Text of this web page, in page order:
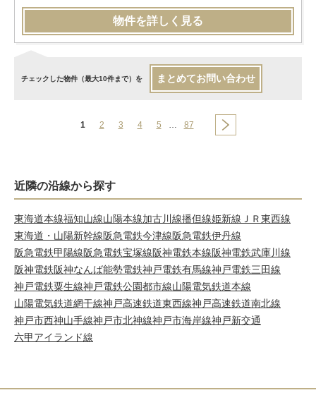
物件を詳しく見る
チェックした物件（最大10件まで）を まとめてお問い合わせ
1 2 3 4 5 … 87
近隣の沿線から探す
東海道本線福知山線山陽本線加古川線播但線姫新線 ＪＲ東西線
東海道・山陽新幹線阪急電鉄今津線阪急電鉄伊丹線
阪急電鉄甲陽線阪急電鉄宝塚線阪神電鉄本線阪神電鉄武庫川線
阪神電鉄阪神なんば能勢電鉄神戸電鉄有馬線神戸電鉄三田線
神戸電鉄粟生線神戸電鉄公園都市線山陽電気鉄道本線
山陽電気鉄道網干線神戸高速鉄道東西線神戸高速鉄道南北線
神戸市西神山手線神戸市北神線神戸市海岸線神戸新交通
六甲アイランド線